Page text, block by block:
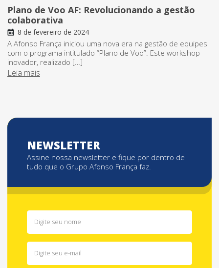
Plano de Voo AF: Revolucionando a gestão
colaborativa
8 de fevereiro de 2024
A Afonso França iniciou uma nova era na gestão de equipes
com o programa intitulado “Plano de Voo”. Este workshop
inovador, realizado […]
Leia mais
NEWSLETTER
Assine nossa newsletter e fique por dentro de
tudo que o Grupo Afonso França faz.